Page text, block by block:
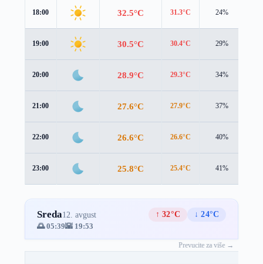
18:00 32.5°C 31.3°C 24%
19:00 30.5°C 30.4°C 29%
20:00 28.9°C 29.3°C 34%
21:00 27.6°C 27.9°C 37%
22:00 26.6°C 26.6°C 40%
23:00 25.8°C 25.4°C 41%
Sreda12. avgust ↑ 32°C
↓ 24°C
🌅 05:39🌇 19:53
Prevucite za više →